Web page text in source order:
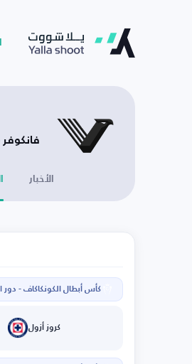
فانكوفر
الأخبار
كأس أبطال الكونكاكاف - دور الـ 32 - مباراة
كروز أزول